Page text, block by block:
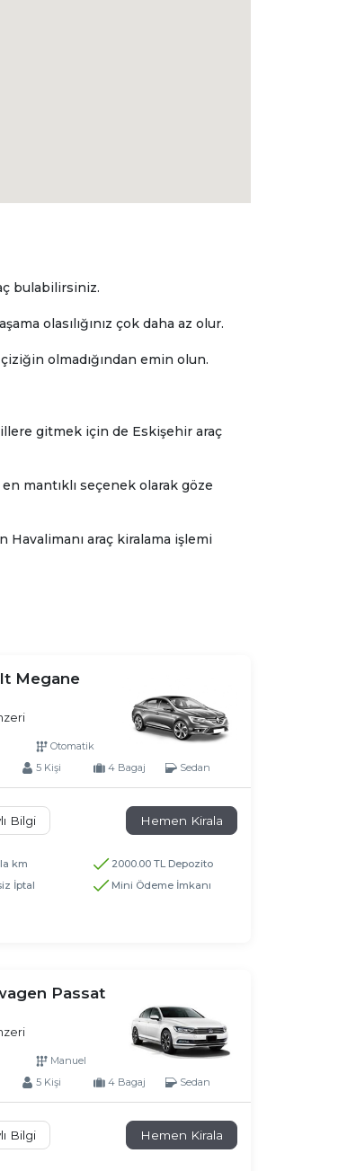
bulabilirsiniz.
olasılığınız çok daha az olur.
olmadığından emin olun.
gitmek için de Eskişehir araç
mantıklı seçenek olarak göze
araç kiralama işlemi
Megane
Otomatik
5 Kişi 4 Bagaj Sedan
Bilgi Hemen Kirala
km
2000.00 TL Depozito
İptal
Mini Ödeme İmkanı
Passat
Manuel
5 Kişi 4 Bagaj Sedan
Bilgi Hemen Kirala